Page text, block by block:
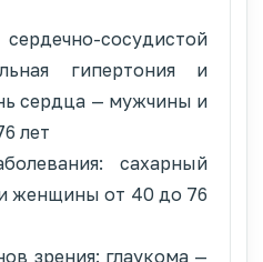
сосудистой
гипертония и
сердца — мужчины и
лет
сахарный
женщины от 40 до 76
зрения: глаукома —